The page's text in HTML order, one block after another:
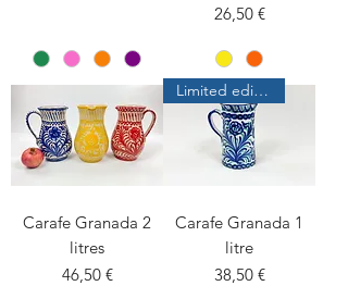
Prix
26,50 €
Carafe Granada 2
litres
Prix
46,50 €
Limited edition
Carafe Granada 1
litre
Prix
38,50 €